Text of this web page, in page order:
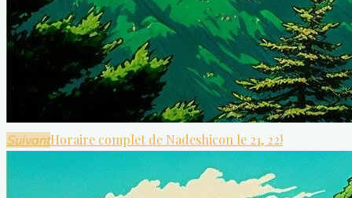
SuivantHoraire complet de Nadeshicon le 21, 22!